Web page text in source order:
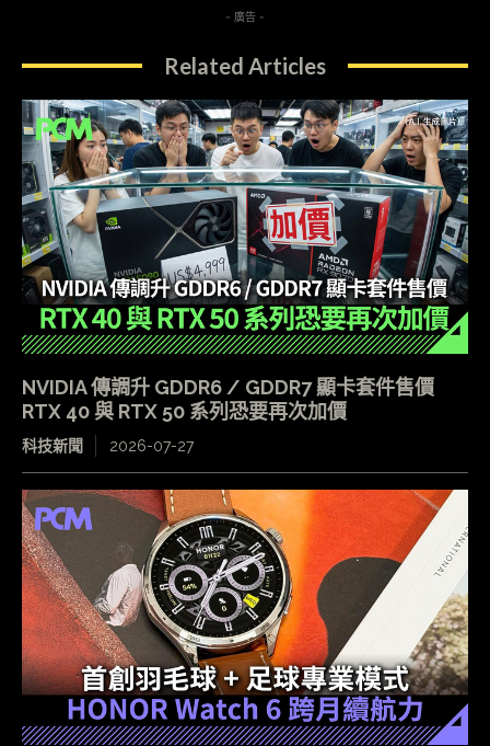
- 廣告 -
Related Articles
NVIDIA 傳調升 GDDR6 / GDDR7 顯卡套件售價
RTX 40 與 RTX 50 系列恐要再次加價
科技新聞 2026-07-27